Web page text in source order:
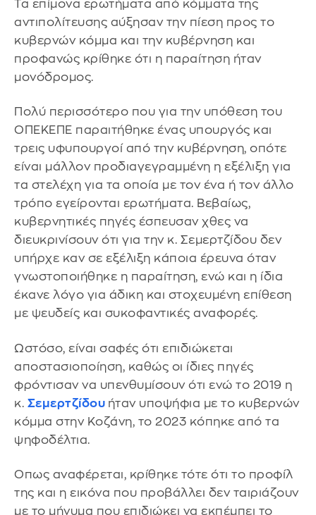
Τα επίμονα ερωτήματα από κόμματα της
αντιπολίτευσης αύξησαν την πίεση προς το
κυβερνών κόμμα και την κυβέρνηση και
προφανώς κρίθηκε ότι η παραίτηση ήταν
μονόδρομος.
Πολύ περισσότερο που για την υπόθεση του
ΟΠΕΚΕΠΕ παραιτήθηκε ένας υπουργός και
τρεις υφυπουργοί από την κυβέρνηση, οπότε
είναι μάλλον προδιαγεγραμμένη η εξέλιξη για
τα στελέχη για τα οποία με τον ένα ή τον άλλο
τρόπο εγείρονται ερωτήματα. Βεβαίως,
κυβερνητικές πηγές έσπευσαν χθες να
διευκρινίσουν ότι για την κ. Σεμερτζίδου δεν
υπήρχε καν σε εξέλιξη κάποια έρευνα όταν
γνωστοποιήθηκε η παραίτηση, ενώ και η ίδια
έκανε λόγο για άδικη και στοχευμένη επίθεση
με ψευδείς και συκοφαντικές αναφορές.
Ωστόσο, είναι σαφές ότι επιδιώκεται
αποστασιοποίηση, καθώς οι ίδιες πηγές
φρόντισαν να υπενθυμίσουν ότι ενώ το 2019 η
κ. Σεμερτζίδου ήταν υποψήφια με το κυβερνών
κόμμα στην Κοζάνη, το 2023 κόπηκε από τα
ψηφοδέλτια.
Οπως αναφέρεται, κρίθηκε τότε ότι το προφίλ
της και η εικόνα που προβάλλει δεν ταιριάζουν
με το μήνυμα που επιδιώκει να εκπέμπει το